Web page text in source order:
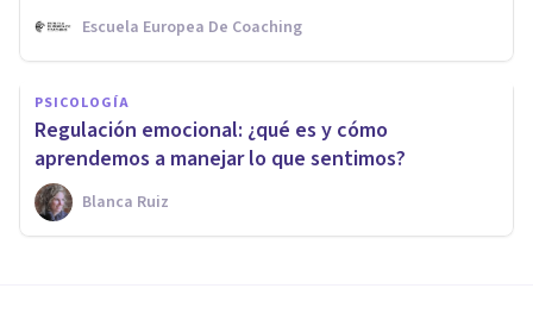
Escuela Europea De Coaching
PSICOLOGÍA
Regulación emocional: ¿qué es y cómo
aprendemos a manejar lo que sentimos?
Blanca Ruiz